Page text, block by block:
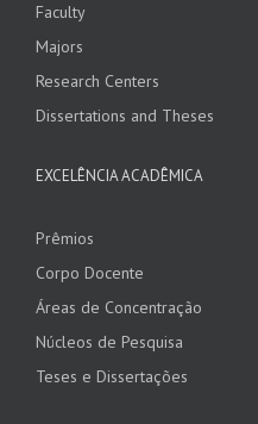
Faculty
Majors
Research Centers
Dissertations and Theses
EXCELÊNCIA ACADÊMICA
Prêmios
Corpo Docente
Áreas de Concentração
Núcleos de Pesquisa
Teses e Dissertações